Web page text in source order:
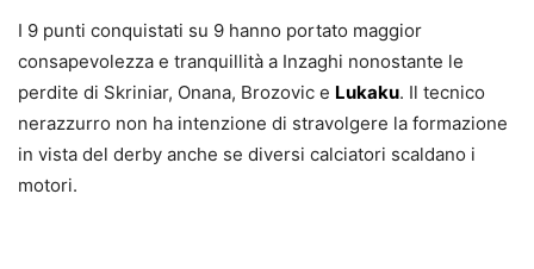
I 9 punti conquistati su 9 hanno portato maggior
consapevolezza e tranquillità a Inzaghi nonostante le
perdite di Skriniar, Onana, Brozovic e Lukaku. Il tecnico
nerazzurro non ha intenzione di stravolgere la formazione
in vista del derby anche se diversi calciatori scaldano i
motori.